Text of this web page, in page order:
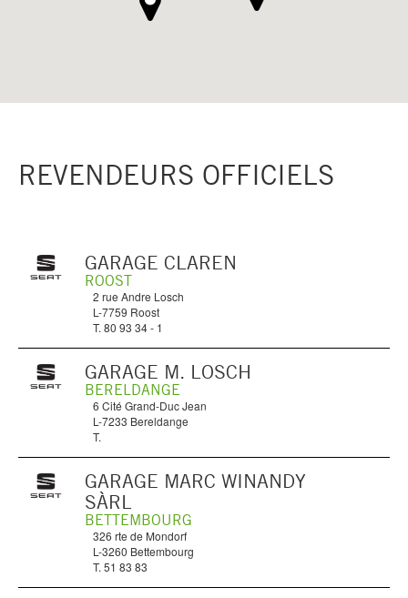
REVENDEURS OFFICIELS
GARAGE CLAREN
ROOST
2 rue Andre Losch
L-7759 Roost
T. 80 93 34 - 1
GARAGE M. LOSCH
BERELDANGE
6 Cité Grand-Duc Jean
L-7233 Bereldange
T.
GARAGE MARC WINANDY
SÀRL
BETTEMBOURG
326 rte de Mondorf
L-3260 Bettembourg
T. 51 83 83